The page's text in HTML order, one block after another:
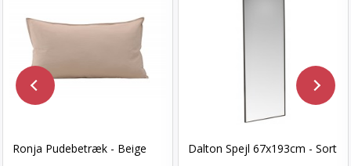
Ronja Pudebetræk - Beige Dalton Spejl 67x193cm - Sort